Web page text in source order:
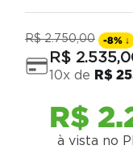
R$ 2.750,00 -8% ↓
R$ 2.535,
10x de R$
R$ 2.
à vista no